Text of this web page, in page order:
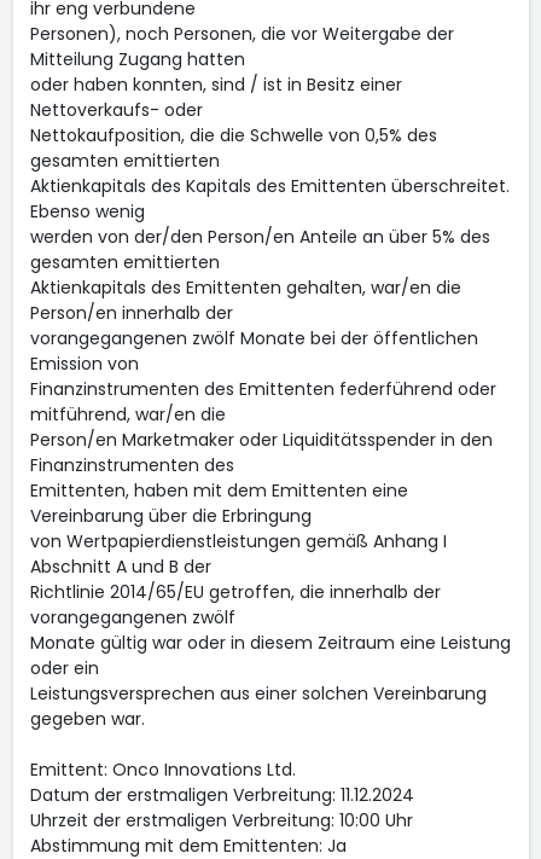
ihr eng verbundene
Personen), noch Personen, die vor Weitergabe der
Mitteilung Zugang hatten
oder haben konnten, sind / ist in Besitz einer
Nettoverkaufs- oder
Nettokaufposition, die die Schwelle von 0,5% des
gesamten emittierten
Aktienkapitals des Kapitals des Emittenten überschreitet.
Ebenso wenig
werden von der/den Person/en Anteile an über 5% des
gesamten emittierten
Aktienkapitals des Emittenten gehalten, war/en die
Person/en innerhalb der
vorangegangenen zwölf Monate bei der öffentlichen
Emission von
Finanzinstrumenten des Emittenten federführend oder
mitführend, war/en die
Person/en Marketmaker oder Liquiditätsspender in den
Finanzinstrumenten des
Emittenten, haben mit dem Emittenten eine
Vereinbarung über die Erbringung
von Wertpapierdienstleistungen gemäß Anhang I
Abschnitt A und B der
Richtlinie 2014/65/EU getroffen, die innerhalb der
vorangegangenen zwölf
Monate gültig war oder in diesem Zeitraum eine Leistung
oder ein
Leistungsversprechen aus einer solchen Vereinbarung
gegeben war.
Emittent: Onco Innovations Ltd.
Datum der erstmaligen Verbreitung: 11.12.2024
Uhrzeit der erstmaligen Verbreitung: 10:00 Uhr
Abstimmung mit dem Emittenten: Ja